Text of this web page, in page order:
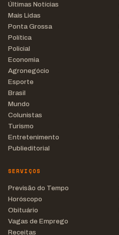
Últimas Notícias
Mais Lidas
Ponta Grossa
Política
Policial
Economia
Agronegócio
Esporte
Brasil
Mundo
Colunistas
Turismo
Entretenimento
Publieditorial
SERVIÇOS
Previsão do Tempo
Horóscopo
Obituário
Vagas de Emprego
Receitas